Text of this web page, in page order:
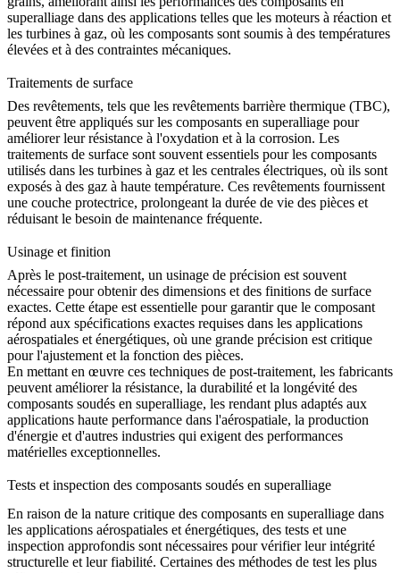
superalliage dans des applications telles que les moteurs à réaction et
les turbines à gaz, où les composants sont soumis à des températures
élevées et à des contraintes mécaniques.
Traitements de surface
Des revêtements, tels que les revêtements barrière thermique (TBC),
peuvent être appliqués sur les composants en superalliage pour
améliorer leur résistance à l'oxydation et à la corrosion. Les
traitements de surface sont souvent essentiels pour les composants
utilisés dans les turbines à gaz et les centrales électriques, où ils sont
exposés à des gaz à haute température. Ces revêtements fournissent
une couche protectrice, prolongeant la durée de vie des pièces et
réduisant le besoin de maintenance fréquente.
Usinage et finition
Après le post-traitement, un usinage de précision est souvent
nécessaire pour obtenir des dimensions et des finitions de surface
exactes. Cette étape est essentielle pour garantir que le composant
répond aux spécifications exactes requises dans les applications
aérospatiales et énergétiques, où une grande précision est critique
pour l'ajustement et la fonction des pièces.
En mettant en œuvre ces techniques de post-traitement, les fabricants
peuvent améliorer la résistance, la durabilité et la longévité des
composants soudés en superalliage, les rendant plus adaptés aux
applications haute performance dans l'aérospatiale, la production
d'énergie et d'autres industries qui exigent des performances
matérielles exceptionnelles.
Tests et inspection des composants soudés en superalliage
En raison de la nature critique des composants en superalliage dans
les applications aérospatiales et énergétiques, des tests et une
inspection approfondis sont nécessaires pour vérifier leur intégrité
structurelle et leur fiabilité. Certaines des méthodes de test les plus